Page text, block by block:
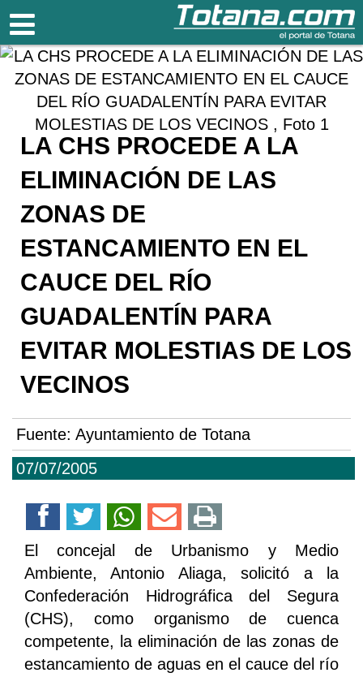
Totana.com
07/07/2005
LA CHS PROCEDE A LA
ELIMINACIÓN DE LAS
ZONAS DE
ESTANCAMIENTO EN EL
CAUCE DEL RÍO
GUADALENTÍN PARA
EVITAR MOLESTIAS DE LOS
VECINOS
Fuente: Ayuntamiento de Totana
El concejal de Urbanismo y Medio
Ambiente, Antonio Aliaga, solicitó a la
Confederación Hidrográfica del Segura
(CHS), como organismo de cuenca
competente, la eliminación de las zonas de
estancamiento de aguas en el cauce del río